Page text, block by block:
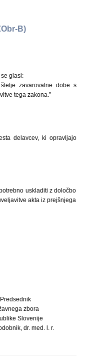
B)
glasi:
zavarovalne dobe s
tega zakona.”
delavcev, ki opravljajo
uskladiti z določbo
akta iz prejšnjega
Predsednik
zbora
Slovenije
dr. med. l. r.